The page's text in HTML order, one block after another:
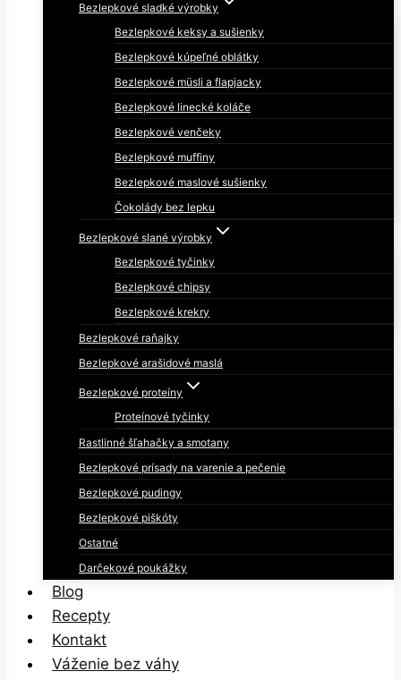
Bezlepkové sladké výrobky
Bezlepkové keksy a sušienky
Bezlepkové kúpeľné oblátky
Bezlepkové müsli a flapjacky
Bezlepkové linecké koláče
Bezlepkové venčeky
Bezlepkové muffiny
Bezlepkové maslové sušienky
Čokolády bez lepku
Bezlepkové slané výrobky
Bezlepkové tyčinky
Bezlepkové chipsy
Bezlepkové krekry
Bezlepkové raňajky
Bezlepkové arašidové maslá
Bezlepkové proteíny
Proteínové tyčinky
Rastlinné šľahačky a smotany
Bezlepkové prísady na varenie a pečenie
Bezlepkové pudingy
Bezlepkové piškóty
Ostatné
Darčekové poukážky
Blog
Recepty
Kontakt
Váženie bez váhy